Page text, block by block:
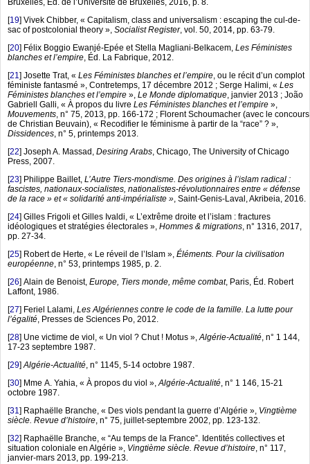
Bruxelles, Éd. de l’Université de Bruxelles, 2016, p. 8.
[19] Vivek Chibber, « Capitalism, class and universalism : escaping the cul-de-
sac of postcolonial theory », Socialist Register, vol. 50, 2014, pp. 63-79.
[20] Félix Boggio Ewanjé-Epée et Stella Magliani-Belkacem, Les Féministes
blanches et l’empire, Éd. La Fabrique, 2012.
[21] Josette Trat, « Les Féministes blanches et l’empire, ou le récit d’un complot
féministe fantasmé », Contretemps, 17 décembre 2012 ; Serge Halimi, « Les
Féministes blanches et l’empire », Le Monde diplomatique, janvier 2013 ; João
Gabriell Galli, « À propos du livre Les Féministes blanches et l’empire »,
Mouvements, n° 75, 2013, pp. 166-172 ; Florent Schoumacher (avec le concours
de Christian Beuvain), « Recodifier le féminisme à partir de la “race” ? »,
Dissidences, n° 5, printemps 2013.
[22] Joseph A. Massad, Desiring Arabs, Chicago, The University of Chicago
Press, 2007.
[23] Philippe Baillet, L’Autre Tiers-mondisme. Des origines à l’islam radical :
fascistes, nationaux-socialistes, nationalistes-révolutionnaires entre « défense
de la race » et « solidarité anti-impérialiste », Saint-Genis-Laval, Akribeia, 2016.
[24] Gilles Frigoli et Gilles Ivaldi, « L’extrême droite et l’islam : fractures
idéologiques et stratégies électorales », Hommes & migrations, n° 1316, 2017,
pp. 27-34.
[25] Robert de Herte, « Le réveil de l’Islam », Éléments. Pour la civilisation
européenne, n° 53, printemps 1985, p. 2.
[26] Alain de Benoist, Europe, Tiers monde, même combat, Paris, Éd. Robert
Laffont, 1986.
[27] Feriel Lalami, Les Algériennes contre le code de la famille. La lutte pour
l’égalité, Presses de Sciences Po, 2012.
[28] Une victime de viol, « Un viol ? Chut ! Motus »,Algérie-Actualité, n° 1 144,
17-23 septembre 1987.
[29]Algérie-Actualité, n° 1145, 5-14 octobre 1987.
[30] Mme A. Yahia, « À propos du viol »,Algérie-Actualité, n° 1 146, 15-21
octobre 1987.
[31] Raphaëlle Branche, « Des viols pendant la guerre d’Algérie », Vingtième
siècle. Revue d’histoire, n° 75, juillet-septembre 2002, pp. 123-132.
[32] Raphaëlle Branche, « “Au temps de la France”. Identités collectives et
situation coloniale en Algérie », Vingtième siècle. Revue d’histoire, n° 117,
janvier-mars 2013, pp. 199-213.